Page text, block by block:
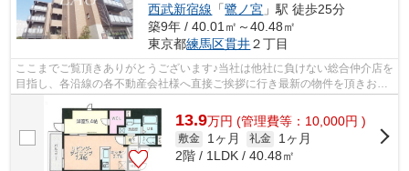
西武新宿線 「鷺ノ宮 」駅 徒歩25分
築9年 / 40.01㎡～40.48㎡
東京都練馬区貫井２丁目
ここまでご覧頂きありがとうございます♪当社は他社に負けない総合仲介店を
目指し、各沿線の各不動産会社様へ直接ご挨拶に行き最新の物件を頂きお客
様へ提供しております！最新の情報は...
13.9万円 (管理費等：10,000円 )
敷金 1ヶ月 礼金
1ヶ月
2階 / 1LDK / 40.48㎡